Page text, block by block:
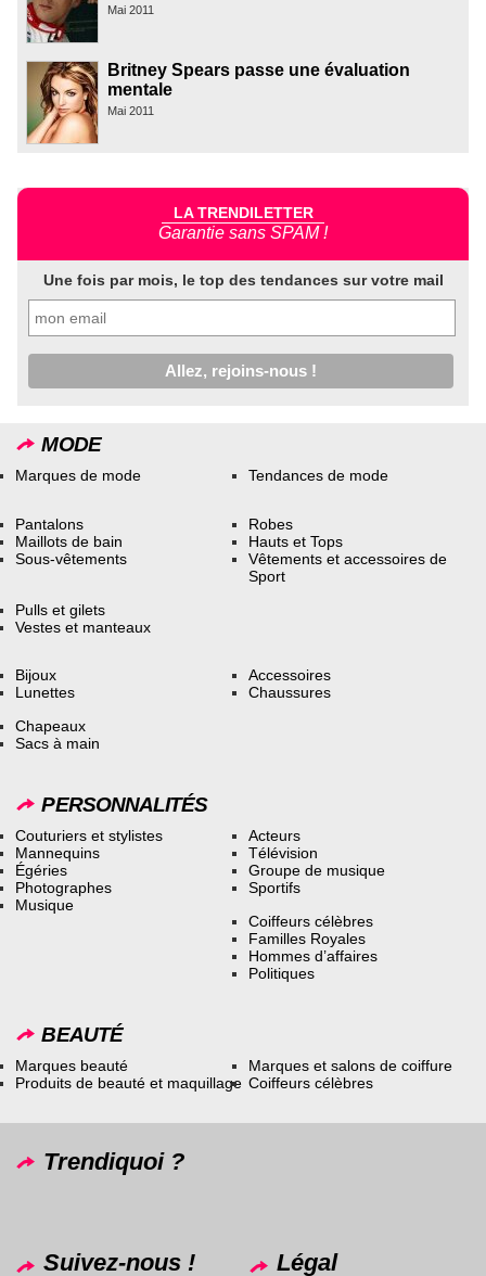
Mai 2011
Britney Spears passe une évaluation
mentale
Mai 2011
LA TRENDILETTER
Garantie sans SPAM !
Une fois par mois, le top des tendances sur votre mail
MODE
Marques de mode Tendances de mode
Pantalons
Maillots de bain
Sous-vêtements
Robes
Hauts et Tops
Vêtements et accessoires de
Sport
Pulls et gilets
Vestes et manteaux
Bijoux
Lunettes
Accessoires
Chaussures
Chapeaux
Sacs à main
PERSONNALITÉS
Couturiers et stylistes
Mannequins
Égéries
Photographes
Musique
Acteurs
Télévision
Groupe de musique
Sportifs
Coiffeurs célèbres
Familles Royales
Hommes d’affaires
Politiques
BEAUTÉ
Marques beauté
Produits de beauté et maquillage
Marques et salons de coiffure
Coiffeurs célèbres
Trendiquoi ?
Suivez-nous ! Légal